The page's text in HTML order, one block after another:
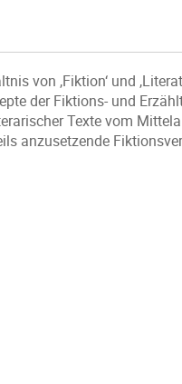
von ,Fiktion‘ und
der Fiktions- und
Texte vom
anzusetzende